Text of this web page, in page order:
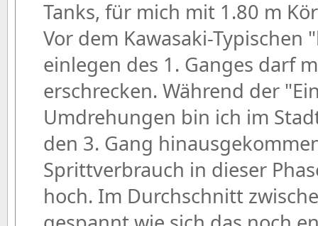
Tanks, für mich mit 1.80 m
Vor dem Kawasaki-Typischen
einlegen des 1. Ganges darf
erschrecken. Während der
Umdrehungen bin ich im
den 3. Gang
Sprittverbrauch in dieser
hoch. Im Durchschnitt